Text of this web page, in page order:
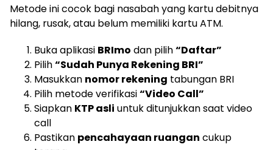
Metode ini cocok bagi nasabah yang kartu debitnya
hilang, rusak, atau belum memiliki kartu ATM.
Buka aplikasi BRImo dan pilih“Daftar”
Pilih“Sudah Punya Rekening BRI”
Masukkan nomor rekening tabungan BRI
Pilih metode verifikasi“Video Call”
Siapkan KTP asli untuk ditunjukkan saat video
call
Pastikan pencahayaan ruangan cukup